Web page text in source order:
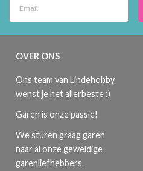
OVER ONS
Ons team van Lindehobby
wenst je het allerbeste :)
Garen is onze passie!
We sturen graag garen
naar al onze geweldige
garenliefhebbers.